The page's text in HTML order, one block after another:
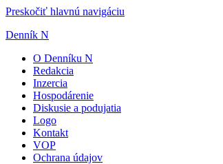
Preskočiť hlavnú navigáciu
Denník N
O Denníku N
Redakcia
Inzercia
Hospodárenie
Diskusie a podujatia
Logo
Kontakt
VOP
Ochrana údajov